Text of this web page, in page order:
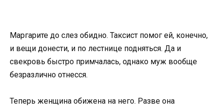
Маргарите до слез обидно. Таксист помог ей, конечно,
и вещи донести, и по лестнице подняться. Да и
свекровь быстро примчалась, однако муж вообще
безразлично отнесся.
Теперь женщина обижена на него. Разве она